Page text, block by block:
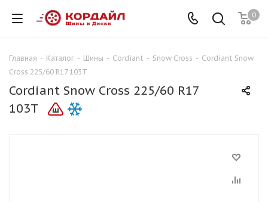
0
Главная - Каталог - Шины - Cordiant - Snow Cross - Cordiant Snow
Cross 225/60 R17 103T
Cordiant Snow Cross 225/60 R17
103T